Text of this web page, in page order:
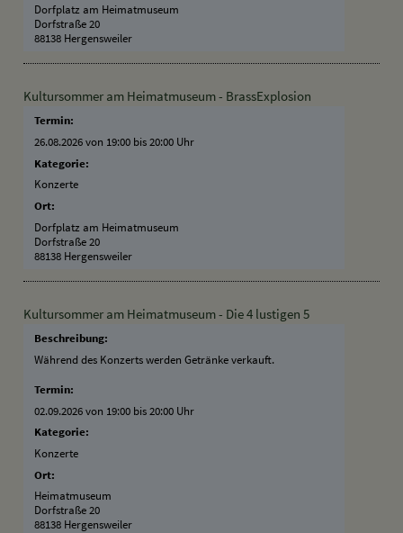
Dorfplatz am Heimatmuseum
Dorfstraße 20
88138 Hergensweiler
Kultursommer am Heimatmuseum - BrassExplosion
Termin:
26.08.2026 von 19:00 bis 20:00 Uhr
Kategorie:
Konzerte
Ort:
Dorfplatz am Heimatmuseum
Dorfstraße 20
88138 Hergensweiler
Kultursommer am Heimatmuseum - Die 4 lustigen 5
Beschreibung:
Während des Konzerts werden Getränke verkauft.
Termin:
02.09.2026 von 19:00 bis 20:00 Uhr
Kategorie:
Konzerte
Ort:
Heimatmuseum
Dorfstraße 20
88138 Hergensweiler